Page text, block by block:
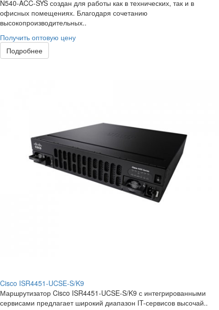
N540-ACC-SYS создан для работы как в технических, так и в
офисных помещениях. Благодаря сочетанию
высокопроизводительных..
Получить оптовую цену
Подробнее
Cisco ISR4451-UCSE-S/K9
Маршрутизатор Cisco ISR4451-UCSE-S/K9 с интегрированными
сервисами предлагает широкий диапазон IT-сервисов высочай..